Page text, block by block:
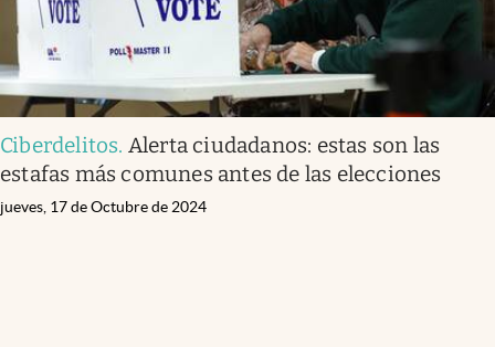
Ciberdelitos. Alerta ciudadanos: estas son las
estafas más comunes antes de las elecciones
jueves, 17 de Octubre de 2024